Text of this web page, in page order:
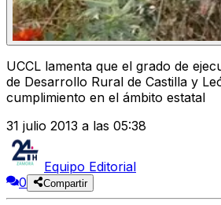
UCCL lamenta que el grado de
de Desarrollo Rural de Castilla y
cumplimiento en el ámbito estatal
31 julio 2013 a las 05:38
Equipo Editorial
0
Compartir